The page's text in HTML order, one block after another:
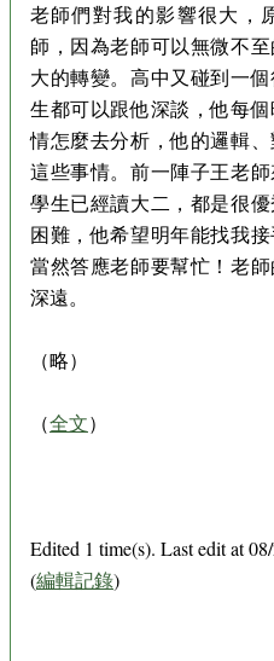
老師們對我的影響很大，
師，因為老師可以無微不
大的轉變。高中又碰到一
生都可以跟他深談，他每
情怎麼去分析，他的邏輯
這些事情。前一陣子王老
學生已經讀大二，都是很
困難，他希望明年能找我
當然答應老師要幫忙！老
深遠。
（略）
（全文）
Edited 1 time(s). Last edit at
(編輯記錄)